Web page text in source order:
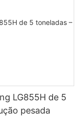
LG855H de 5
pesada